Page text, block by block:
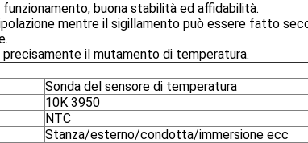
buona stabilità ed affidabilità.
mentre il sigillamento può essere fatto
il mutamento di temperatura.
Sonda del sensore di temperatura
10K 3950
NTC
Stanza/esterno/condotta/immersione ecc